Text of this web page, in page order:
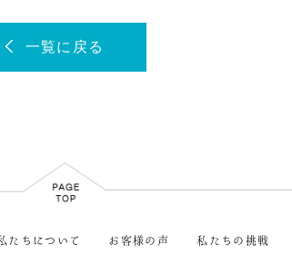
一覧に戻る
たちについて お客様の声 私たちの挑戦